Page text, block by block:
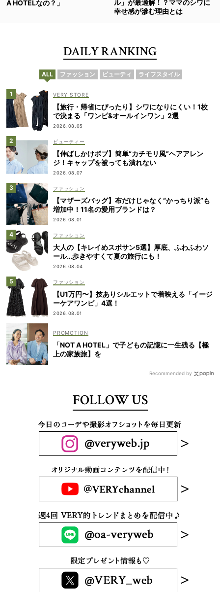
A HOTELなの？」
ル」が最適解！？ママのシワに
幸せ感が滲む理由とは
DAILY RANKING
ALL ファッション ビューティ ライフスタイル
VERY STORE
【旅行・帰省にぴったり】シワになりにくい！1枚
で決まる「ワンピ&オールインワン」2選
2026.08.05
ビューティー
【伸ばしかけボブ】簡単“カチモリ風”ヘアアレン
ジ！キャップを被っても潰れない
2026.08.07
ファッション
【マザーズバッグ】布だけじゃなく“かっちり派”も
増加中！11名の愛用ブランドは？
2026.08.01
ファッション
大人の【キレイめスポサン5選】厚底、ふわふわソ
ール…歩きやすくて夏の旅行にも！
2026.08.04
ファッション
【U1万円〜】技ありシルエットで着映える「イージ
ーケアワンピ」4選！
2026.08.01
「NOT A HOTEL」で子どもの記憶に一生残る【極
上の家族旅】を
Recommended by
FOLLOW US